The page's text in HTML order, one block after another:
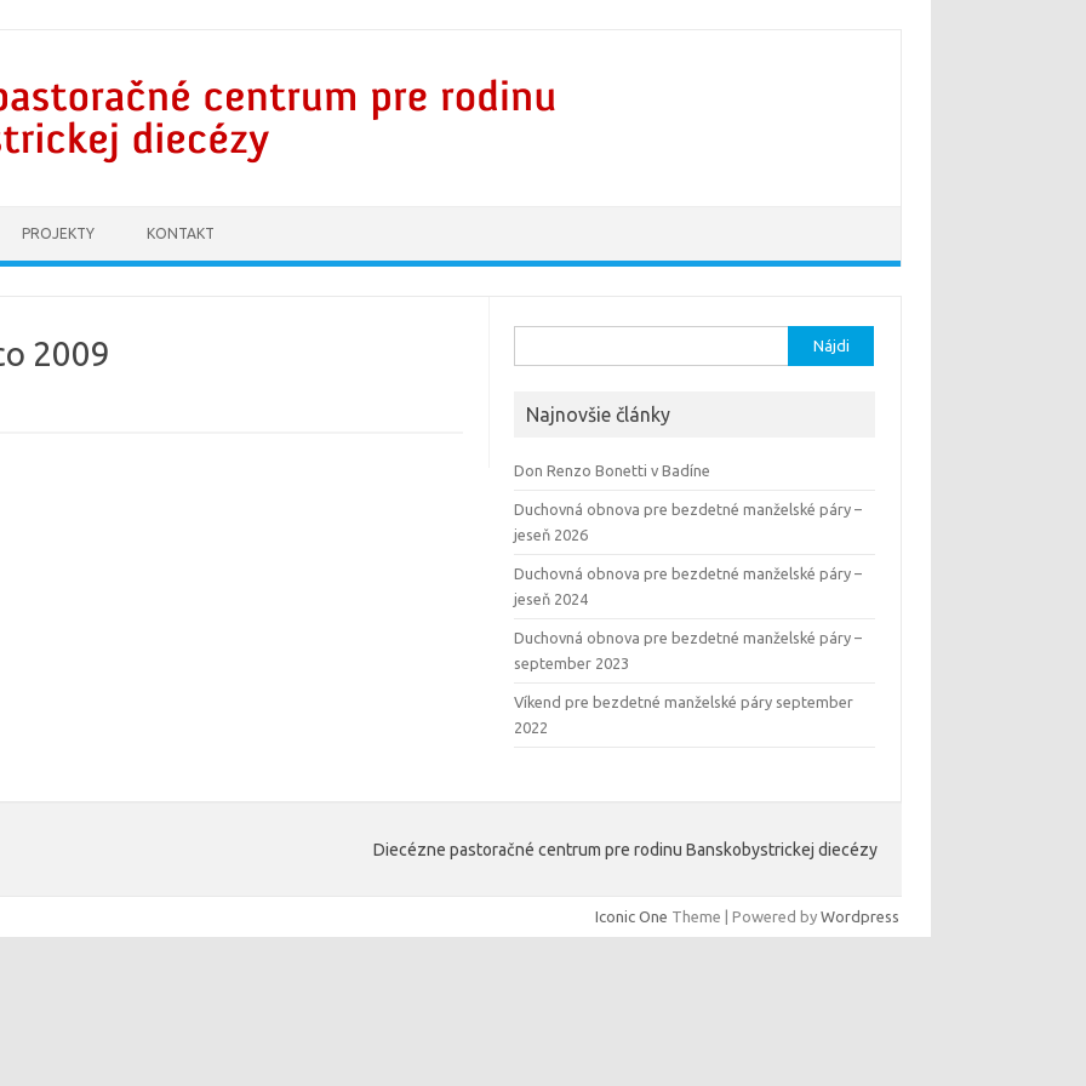
PROJEKTY KONTAKT
2009
Najnovšie články
Don Renzo Bonetti v Badíne
Duchovná obnova pre bezdetné manželské páry –
jeseň 2026
Duchovná obnova pre bezdetné manželské páry –
jeseň 2024
Duchovná obnova pre bezdetné manželské páry –
september 2023
Víkend pre bezdetné manželské páry september
2022
Diecézne pastoračné centrum pre rodinu Banskobystrickej diecézy
Iconic One Theme | Powered by Wordpress